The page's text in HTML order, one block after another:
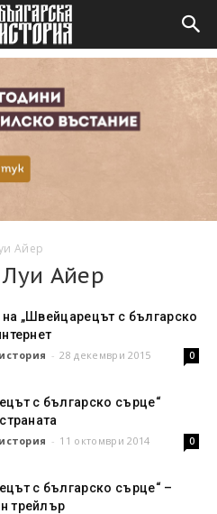
Айер
Айер
„Швейцарецът с българско
- 28 декември 2015 0
с българско сърце“
- 11 октомври 2014 0
с българско сърце“ –
трейлър